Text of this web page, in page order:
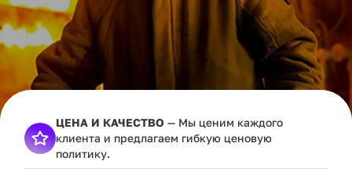
ЦЕНА И КАЧЕСТВО — Мы ценим каждого
клиента и предлагаем гибкую ценовую
политику.